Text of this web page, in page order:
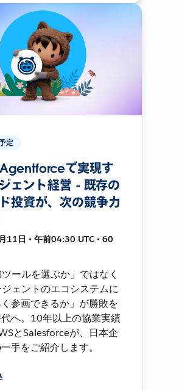
定
で実現す
ェント経営 - 既存の
投資が、次の競争力
11日 • 午前04:30 UTC • 60
ツールを選ぶか」ではなく
ジェントのエコシステムに
参画できるか」が勝敗を
へ。10年以上の協業実績
とSalesforceが、日本企
手をご紹介します。